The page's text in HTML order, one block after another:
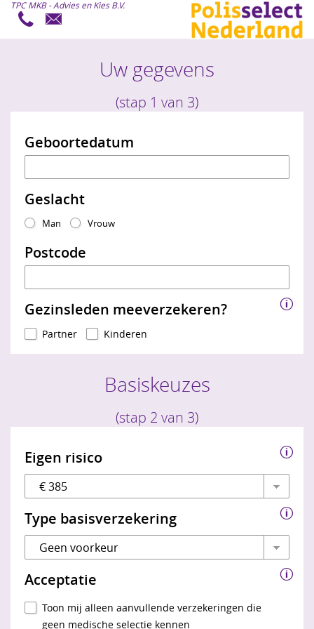
TPC MKB - Advies en Kies B.V.
U maakt gebruikt van een oude versie van
Internet Explorer.
Onze website is geoptimaliseerd voor Internet
Explorer 10 en hoger. Wij raden u aan uw browser te
upgraden naar de laatste versie.
Waarom u zou moeten upgraden?
Sneller
Of installeer Firefox
Uw gegevens
(stap 1 van 3)
Geboortedatum
Geslacht
Man Vrouw
Postcode
Gezinsleden meeverzekeren?
Partner Kinderen
Basiskeuzes
(stap 2 van 3)
Eigen risico
Type basisverzekering
Acceptatie
Toon mij alleen aanvullende verzekeringen die
geen medische selectie kennen